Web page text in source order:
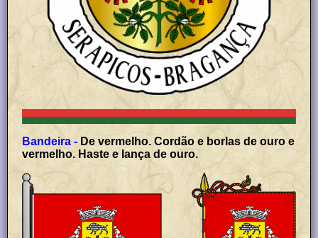
Bandeira - De vermelho. Cordão e borlas de ouro e
vermelho. Haste e lança de ouro.